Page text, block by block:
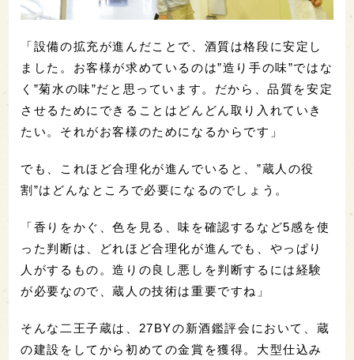
「設備の拡充が進んだことで、酒質は格段に安定し
ました。お客様が求めているのは”造り手の味”ではな
く”菊水の味”だと思っています。だから、品質を安定
させるためにできることはどんどん取り入れていき
たい。それがお客様のためになるからです」
でも、これほど合理化が進んでいると、”蔵人の役
割”はどんなところで必要になるのでしょう。
「香りをかぐ、色を見る、味を確認するなど5感を使
った判断は、どれほど合理化が進んでも、やっぱり
人がするもの。造りの良し悪しを判断するには経験
が必要なので、蔵人の技術は重要ですね」
そんな二王子蔵は、27BYの新酒鑑評会において、蔵
の建設をしてから初めての金賞を獲得。大型仕込み